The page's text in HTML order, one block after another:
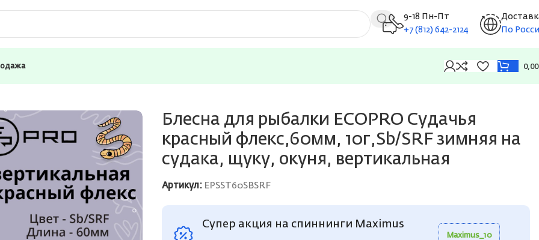
9-18 Пн-Пт
+7 (812) 642-2124
По
Блесна для рыбалки ECOPRO Судачья
красный флекс,60мм, 10г,Sb/SRF зимняя на
судака, щуку, окуня, вертикальная
Артикул: EPSST60SBSRF
Супер акция на спиннинги Maximus
Maximus_10